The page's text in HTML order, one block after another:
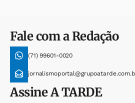
Fale com a Redação
(71) 99601-0020
AssineA TARDE